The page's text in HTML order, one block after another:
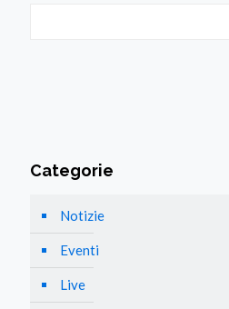
Categorie
Notizie
Eventi
Live